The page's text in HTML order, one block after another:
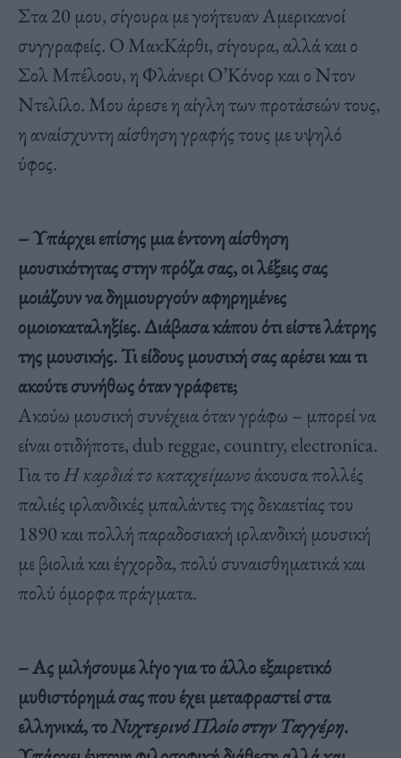
Στα 20 μου, σίγουρα με γοήτευαν Αμερικανοί
συγγραφείς. Ο ΜακΚάρθι, σίγουρα, αλλά και ο
Σολ Μπέλοου, η Φλάνερι Ο’Κόνορ και ο Ντον
Ντελίλο. Μου άρεσε η αίγλη των προτάσεών τους,
η αναίσχυντη αίσθηση γραφής τους με υψηλό
ύφος.
– Υπάρχει επίσης μια έντονη αίσθηση
μουσικότητας στην πρόζα σας, οι λέξεις σας
μοιάζουν να δημιουργούν αφηρημένες
ομοιοκαταληξίες. Διάβασα κάπου ότι είστε λάτρης
της μουσικής. Τι είδους μουσική σας αρέσει και τι
ακούτε συνήθως όταν γράφετε;
Ακούω μουσική συνέχεια όταν γράφω – μπορεί να
είναι οτιδήποτε, dub reggae, country, electronica.
Για τοΗ καρδιά το καταχείμωνοάκουσα πολλές
παλιές ιρλανδικές μπαλάντες της δεκαετίας του
1890 και πολλή παραδοσιακή ιρλανδική μουσική
με βιολιά και έγχορδα, πολύ συναισθηματικά και
πολύ όμορφα πράγματα.
– Ας μιλήσουμε λίγο για το άλλο εξαιρετικό
μυθιστόρημά σας που έχει μεταφραστεί στα
ελληνικά, τοΝυχτερινό Πλοίο στην Ταγγέρη.